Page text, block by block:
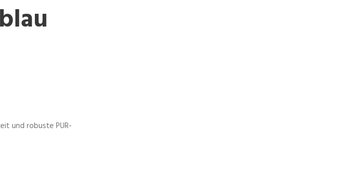
und robuste PUR-